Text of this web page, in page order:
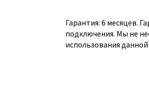
Гарантия: 6 месяцев.
подключения. Мы не
использования данной